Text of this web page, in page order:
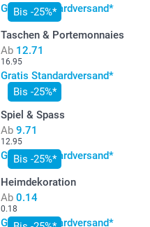
Gratis Standardversand*
Bis -25%*
Taschen & Portemonnaies
Ab 12.71
16.95
Gratis Standardversand*
Bis -25%*
Spiel & Spass
Ab 9.71
12.95
Gratis Standardversand*
Bis -25%*
Heimdekoration
Ab 0.14
0.18
Gratis Standardversand*